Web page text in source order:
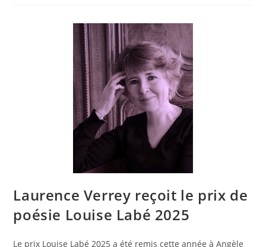
Laurence Verrey reçoit le prix de
poésie Louise Labé 2025
Le prix Louise Labé 2025 a été remis cette année à Angèle